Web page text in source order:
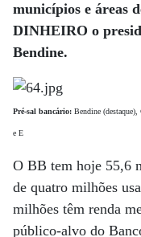
municípios e áreas
DINHEIRO o
Bendine.
Pré-sal bancário: Bendine
e E
O BB tem hoje 55,6
de quatro milhões
milhões têm renda
público-alvo do